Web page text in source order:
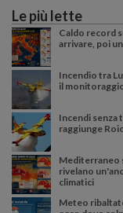
Le più lette
Caldo record
arrivare, poi
Incendio tra
il
Incendi senza
raggiunge
Mediterraneo
rivelano
climatici
Meteo